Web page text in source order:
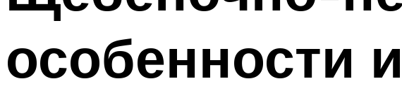
особенности